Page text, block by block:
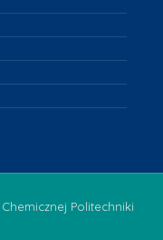
Politechniki